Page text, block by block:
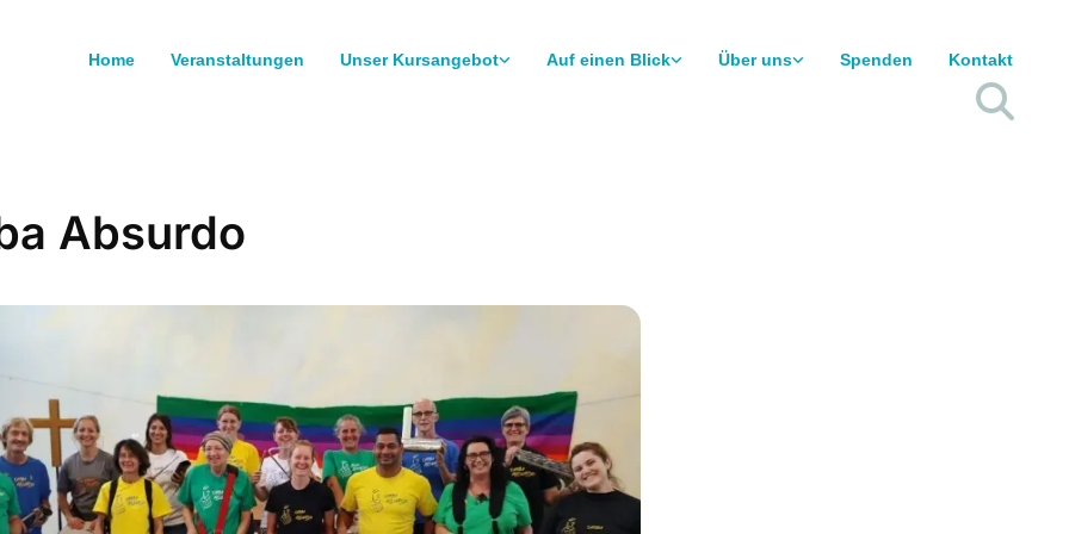
Home Veranstaltungen Unser Kursangebot Auf einen Blick Über uns Spenden Kontakt
Absurdo